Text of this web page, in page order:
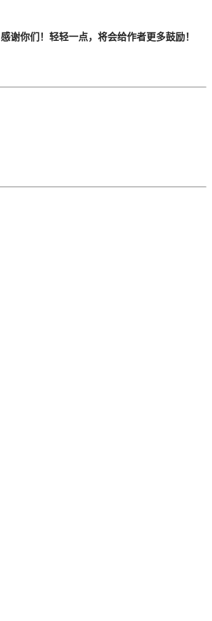
感谢你们！轻轻一点，将会给作者更多鼓励！